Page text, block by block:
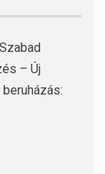
– Új